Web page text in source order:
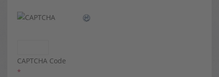
CAPTCHA Code
*